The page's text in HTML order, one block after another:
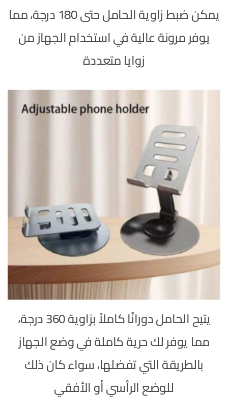
يمكن ضبط زاوية الحامل حتى 180 درجة، مما
يوفر مرونة عالية في استخدام الجهاز من
زوايا متعددة
يتيح الحامل دورانًا كاملاً بزاوية 360 درجة،
مما يوفر لك حرية كاملة في وضع الجهاز
بالطريقة التي تفضلها، سواء كان ذلك
للوضع الرأسي أو الأفقي